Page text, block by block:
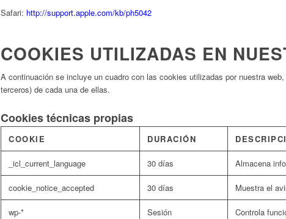
Safari: http://support.apple.com/kb/ph5042
COOKIES UTILIZADAS EN
A continuación se incluye un cuadro con las cookies utilizadas por nuestra
terceros) de cada una de ellas.
Cookies técnicas propias
COOKIE DURACIÓN
_icl_current_language 30 días Almacena
cookie_notice_accepted 30 días Muestra el
wp-* Sesión Controla